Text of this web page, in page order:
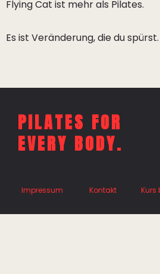
Flying Cat ist mehr als Pilates.
Es ist Veränderung, die du spürst.
PILATES FOR
EVERY BODY.
Impressum Kontakt Kurs